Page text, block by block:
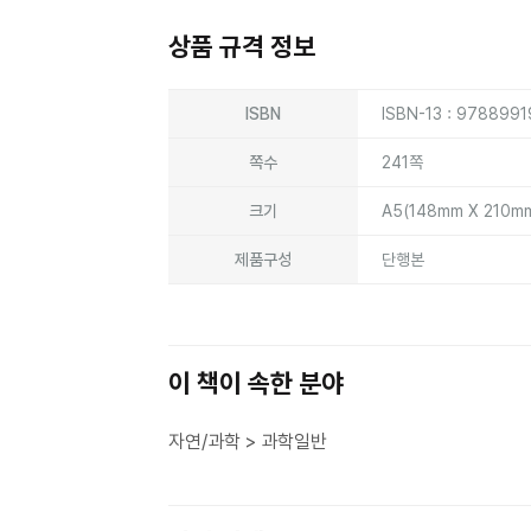
상품 규격 정보
ISBN ISBN-13 :
쪽수 241쪽
크기 A5(148mm X
제품구성 단행본
이 책이 속한 분야
자연/과학 > 과학일반